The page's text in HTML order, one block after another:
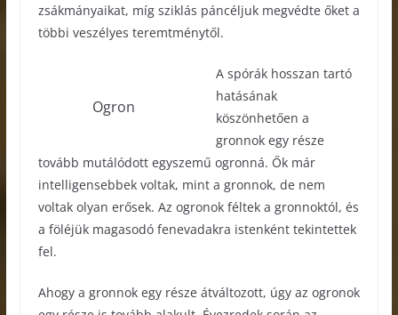
zsákmányaikat, míg sziklás páncéljuk megvédte őket a
többi veszélyes teremtménytől.
Ogron
A spórák hosszan tartó
hatásának
köszönhetően a
gronnok egy része
tovább mutálódott egyszemű ogronná. Ők már
intelligensebbek voltak, mint a gronnok, de nem
voltak olyan erősek. Az ogronok féltek a gronnoktól, és
a föléjük magasodó fenevadakra istenként tekintettek
fel.
Ahogy a gronnok egy része átváltozott, úgy az ogronok